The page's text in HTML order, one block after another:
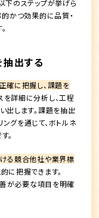
下のステップが挙げら
的かつ効果的に品質・
出する
確に把握し、課題を
を詳細に分析し、工程
出します。課題を抽出
グを通じて、ボトルネ
。
る競合他社や業界標
に把握できます。
が必要な項目を明確